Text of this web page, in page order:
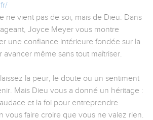
ne vient pas de soi, mais de Dieu. Dans
Joyce Meyer vous montre
une confiance intérieure fondée sur la
avancer même sans tout maîtriser.
la peur, le doute ou un sentiment
Mais Dieu vous a donné un héritage :
et la foi pour entreprendre.
vous faire croire que vous ne valez rien.